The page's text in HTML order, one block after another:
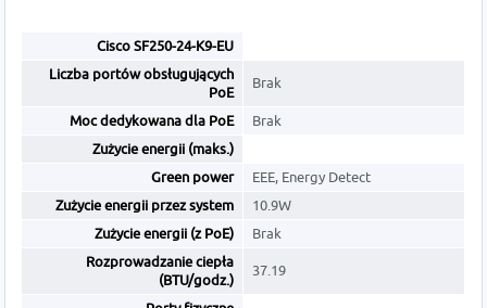
Cisco SF250-24-K9-EU
Liczba portów obsługujących
PoE
Brak
Moc dedykowana dla PoE
Brak
Zużycie energii (maks.)
Green power
EEE, Energy Detect
Zużycie energii przez system
10.9W
Zużycie energii (z PoE)
Brak
Rozprowadzanie ciepła
(BTU/godz.)
37.19